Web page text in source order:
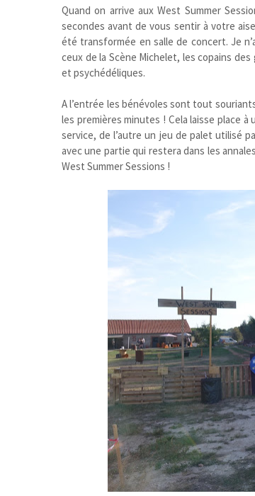
Quand on arrive aux West Summer
secondes avant de vous sentir à votre
été transformée en salle de concert. Je
ceux de la Scène Michelet, les copains
et psychédéliques.
A l’entrée les bénévoles sont tout
les premières minutes ! Cela laisse place
service, de l’autre un jeu de palet utilisé
avec une partie qui restera dans les
West Summer Sessions !